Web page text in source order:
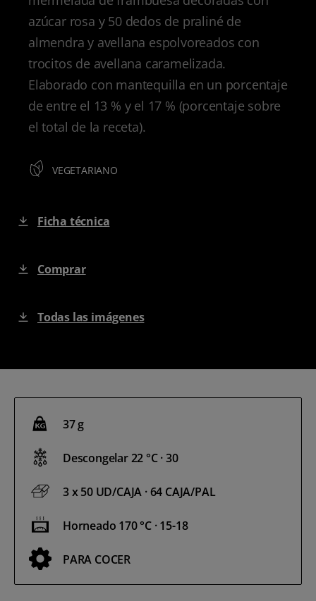
azúcar rosa y 50 dedos de praliné de
almendra y avellana espolvoreados con
trocitos de avellana caramelizada.
Elaborado con mantequilla en un porcentaje
de entre el 13 % y el 17 % (porcentaje sobre
el total de la receta).
VEGETARIANO
Ficha técnica
Comprar
Todas las imágenes
37 g
Descongelar 22 °C · 30
3 x 50 UD/CAJA · 64 CAJA/PAL
Horneado 170 °C · 15-18
PARA COCER